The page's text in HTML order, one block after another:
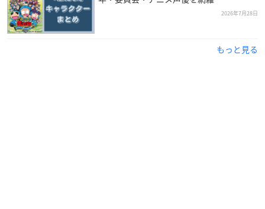
引用：賢プロダクション
さんは茨城県出身で、現在賢プロダクションに所属して
2026年7月28日
もっと見る